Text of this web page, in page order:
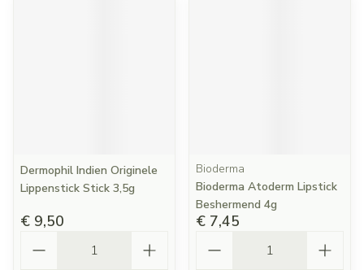
Dermophil Indien Originele
Lippenstick Stick 3,5g
€ 9,50
Bioderma
Bioderma Atoderm Lipstick
Beshermend 4g
€ 7,45